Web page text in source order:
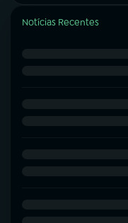
Notícias Recentes